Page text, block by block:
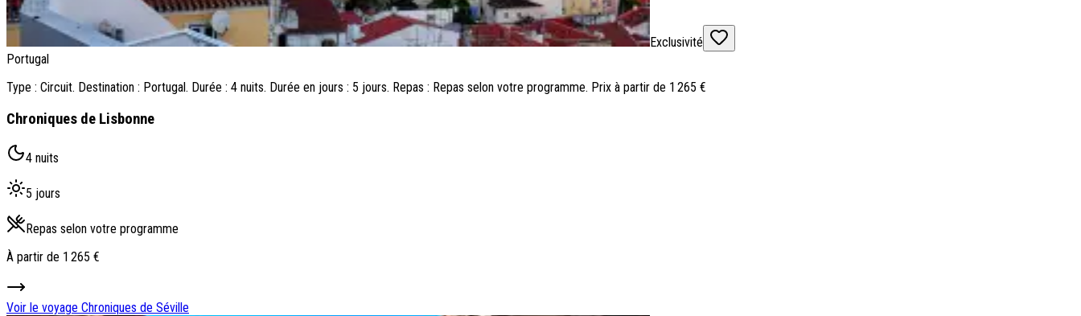
Exclusivité
Portugal
Type : Circuit. Destination : Portugal. Durée : 4 nuits. Durée en jours : 5 jours. Repas : Repas selon votre programme. Prix à partir de 1 265 €
Chroniques de Lisbonne
4 nuits
5 jours
Repas selon votre programme
À partir de 1 265 €
Voir le voyage Chroniques de Séville